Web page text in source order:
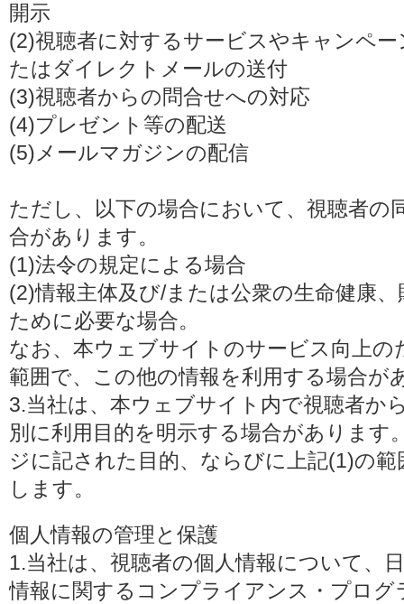
開示
(2)視聴者に対するサービスやキャンペ
たはダイレクトメールの送付
(3)視聴者からの問合せへの対応
(4)プレゼント等の配送
(5)メールマガジンの配信
ただし、以下の場合において、視聴者の
合があります。
(1)法令の規定による場合
(2)情報主体及び/または公衆の生命健康
ために必要な場合。
なお、本ウェブサイトのサービス向上
範囲で、この他の情報を利用する場合が
3.当社は、本ウェブサイト内で視聴者か
別に利用目的を明示する場合があります
ジに記された目的、ならびに上記(1)の
します。
個人情報の管理と保護
1.当社は、視聴者の個人情報について、
情報に関するコンプライアンス・プロ